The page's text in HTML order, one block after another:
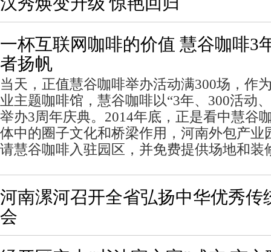
一杯互联网咖啡的价值 慧谷咖啡3
者扬帆
当天，正值慧谷咖啡举办活动满300场，作
业主题咖啡馆，慧谷咖啡以“3年、300活动
举办3周年庆典。2014年底，正是看中慧谷
体中的圈子文化和桥梁作用，河南外包产业
请慧谷咖啡入驻园区，并免费提供场地和装
河南漯河召开全省弘扬中华优秀传
会